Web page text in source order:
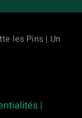
les Pins | Un
|